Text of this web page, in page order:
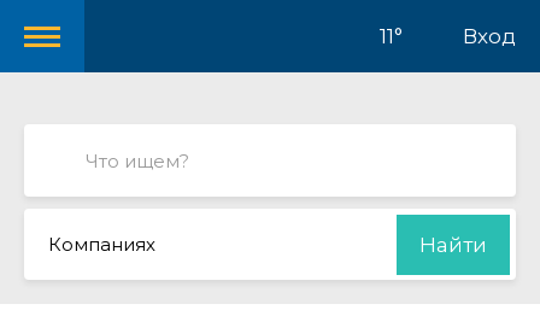
11° Вход
Компаниях Найти